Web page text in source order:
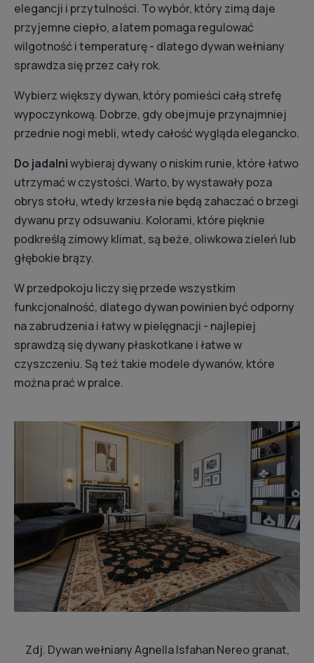
elegancji i przytulności. To wybór, który zimą daje
przyjemne ciepło, a latem pomaga regulować
wilgotność i temperaturę - dlatego dywan wełniany
sprawdza się przez cały rok.
Wybierz większy dywan, który pomieści całą strefę
wypoczynkową. Dobrze, gdy obejmuje przynajmniej
przednie nogi mebli, wtedy całość wygląda elegancko.
Do jadalniwybieraj dywany o niskim runie, które łatwo
utrzymać w czystości. Warto, by wystawały poza
obrys stołu, wtedy krzesła nie będą zahaczać o brzegi
dywanu przy odsuwaniu. Kolorami, które pięknie
podkreślą zimowy klimat, są beże, oliwkowa zieleń lub
głębokie brązy.
W przedpokoju liczy się przede wszystkim
funkcjonalność, dlatego dywan powinien być odporny
na zabrudzenia i łatwy w pielęgnacji - najlepiej
sprawdzą się dywany płaskotkane i łatwe w
czyszczeniu. Są też takie modele dywanów, które
można prać w pralce.
Zdj. Dywan wełniany Agnella Isfahan Nereo granat,